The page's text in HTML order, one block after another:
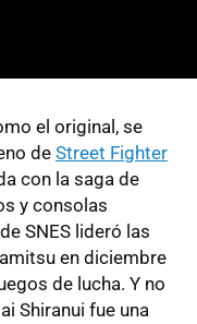
el original, se
de Street Fighter
con la saga de
y consolas
SNES lideró las
en diciembre
de lucha. Y no
Shiranui fue una